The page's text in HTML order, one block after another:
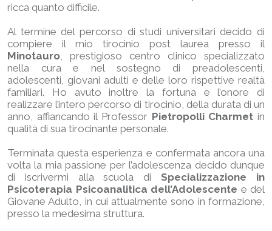
ricca quanto difficile.
Al termine del percorso di studi universitari decido di
compiere il mio tirocinio post laurea presso il
Minotauro, prestigioso centro clinico specializzato
nella cura e nel sostegno di preadolescenti,
adolescenti, giovani adulti e delle loro rispettive realtà
familiari. Ho avuto inoltre la fortuna e l’onore di
realizzare l’intero percorso di tirocinio, della durata di un
anno, affiancando il Professor Pietropolli Charmet in
qualità di sua tirocinante personale.
Terminata questa esperienza e confermata ancora una
volta la mia passione per l’adolescenza decido dunque
di iscrivermi alla scuola diSpecializzazione in
Psicoterapia Psicoanalitica dell’Adolescente e del
Giovane Adulto, in cui attualmente sono in formazione,
presso la medesima struttura.